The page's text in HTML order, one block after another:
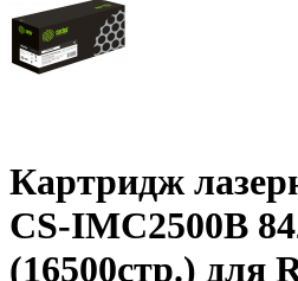
Картридж
CS-IMC2500B
(16500стр.) для